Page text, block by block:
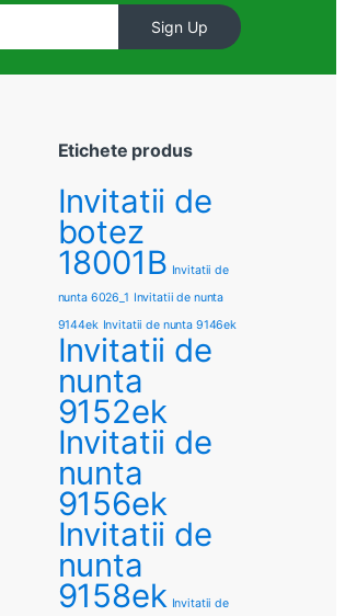
Sign Up
Etichete produs
Invitatii de
botez
18001B Invitatii de
nunta 6026_1 Invitatii de nunta
9144ek Invitatii de nunta 9146ek
Invitatii de
nunta
9152ek
Invitatii de
nunta
9156ek
Invitatii de
nunta
9158ek Invitatii de